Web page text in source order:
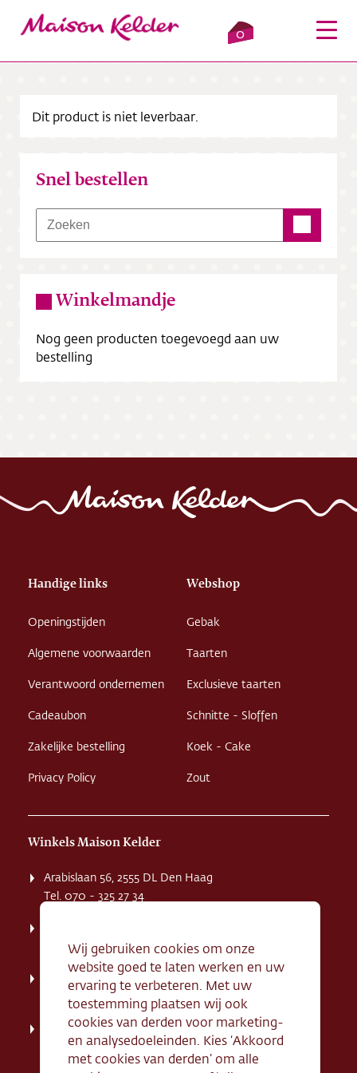
0
Verkooppunten
Bezorging
Contact
Dit product is niet leverbaar.
Snel bestellen
Winkelmandje
Nog geen producten toegevoegd aan uw
bestelling
Handige links
Openingstijden
Algemene voorwaarden
Verantwoord ondernemen
Cadeaubon
Zakelijke bestelling
Privacy Policy
Webshop
Gebak
Taarten
Exclusieve taarten
Schnitte - Sloffen
Koek - Cake
Zout
Winkels Maison Kelder
Arabislaan 56, 2555 DL Den Haag
Tel. 070 - 325 27 34
Tel. 070 - 324 94 09
Kerkstraat 71, 2242 HD Wassenaar
Tel. 070 - 517 95 07
Dorpsstraat 134, 2712 AN Zoetermeer
Tel. 079 - 316 78 95
Wij gebruiken cookies om onze
website goed te laten werken en uw
ervaring te verbeteren. Met uw
toestemming plaatsen wij ook
cookies van derden voor marketing-
en analysedoeleinden. Kies ‘Akkoord
met cookies van derden’ om alle